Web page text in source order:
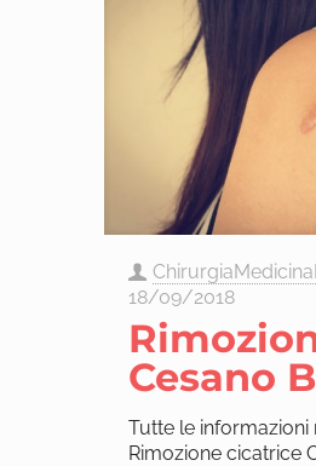
18/09/2018
Cesano
Tutte le informazioni
Rimozione cicatrice